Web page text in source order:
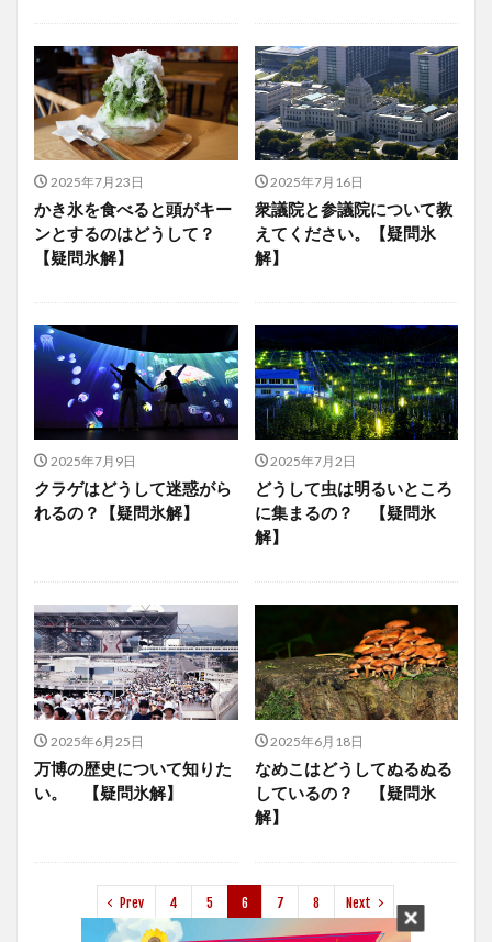
2025年7月23日
かき氷を食べると頭がキー
ンとするのはどうして？
【疑問氷解】
2025年7月16日
衆議院と参議院について教
えてください。【疑問氷
解】
2025年7月9日
クラゲはどうして迷惑がら
れるの？【疑問氷解】
2025年7月2日
どうして虫は明るいところ
に集まるの？ 【疑問氷
解】
2025年6月25日
万博の歴史について知りた
い。 【疑問氷解】
2025年6月18日
なめこはどうしてぬるぬる
しているの？ 【疑問氷
解】
Prev 4 5 6 7 8 Next